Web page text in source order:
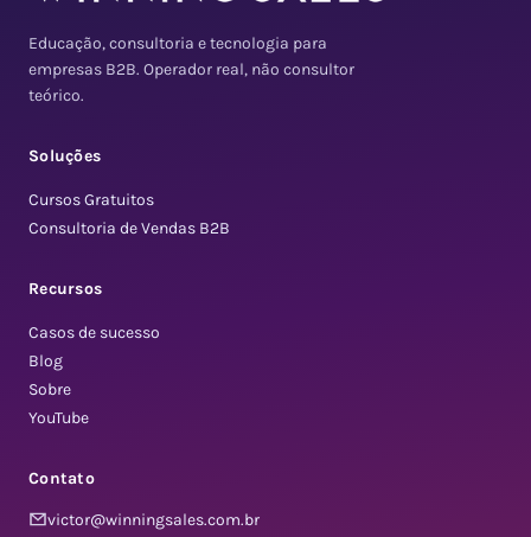
Educação, consultoria e tecnologia para
empresas B2B. Operador real, não consultor
teórico.
Soluções
Cursos Gratuitos
Consultoria de Vendas B2B
Recursos
Casos de sucesso
Blog
Sobre
YouTube
Contato
victor@winningsales.com.br